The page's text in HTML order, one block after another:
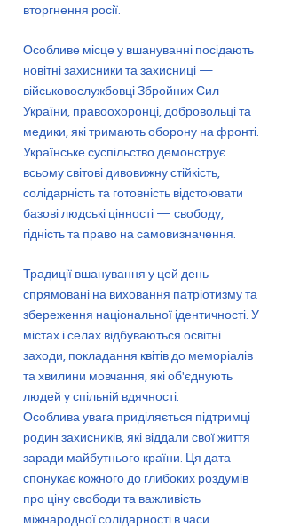
вторгнення росії.
Особливе місце у вшануванні посідають
новітні захисники та захисниці —
військовослужбовці Збройних Сил
України, правоохоронці, добровольці та
медики, які тримають оборону на фронті.
Українське суспільство демонструє
всьому світові дивовижну стійкість,
солідарність та готовність відстоювати
базові людські цінності — свободу,
гідність та право на самовизначення.
Традиції вшанування у цей день
спрямовані на виховання патріотизму та
збереження національної ідентичності. У
містах і селах відбуваються освітні
заходи, покладання квітів до меморіалів
та хвилини мовчання, які об'єднують
людей у спільній вдячності.
Особлива увага приділяється підтримці
родин захисників, які віддали свої життя
заради майбутнього країни. Ця дата
спонукає кожного до глибоких роздумів
про ціну свободи та важливість
міжнародної солідарності в часи